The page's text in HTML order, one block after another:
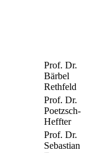
Prof. Dr.
Bärbel
Rethfeld
Prof. Dr.
Poetzsch-
Heffter
Prof. Dr.
Sebastian